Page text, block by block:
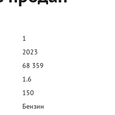
1
2023
68 359
1.6
150
Бензин